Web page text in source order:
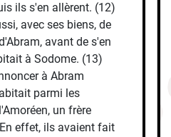
ils s'en allèrent. (12)
avec ses biens, de
avant de s'en
à Sodome. (13)
à Abram
parmi les
un frère
effet, ils avaient fait